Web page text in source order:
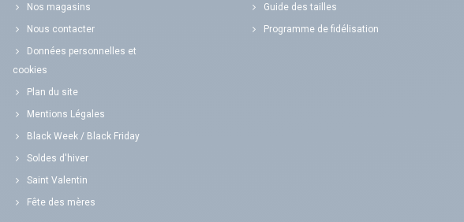
Nos magasins
Nous contacter
Données personnelles et
cookies
Plan du site
Mentions Légales
Black Week / Black Friday
Soldes d'hiver
Saint Valentin
Fête des mères
Guide des tailles
Programme de fidélisation